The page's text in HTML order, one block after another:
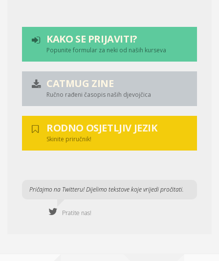
KAKO SE PRIJAVITI?
Popunite formular za neki od naših kurseva
CATMUG ZINE
Ručno rađeni časopis naših djevojčica
RODNO OSJETLJIV JEZIK
Skinite priručnik!
Pričajmo na Twitteru! Dijelimo tekstove koje vrijedi pročitati.
Pratite nas!